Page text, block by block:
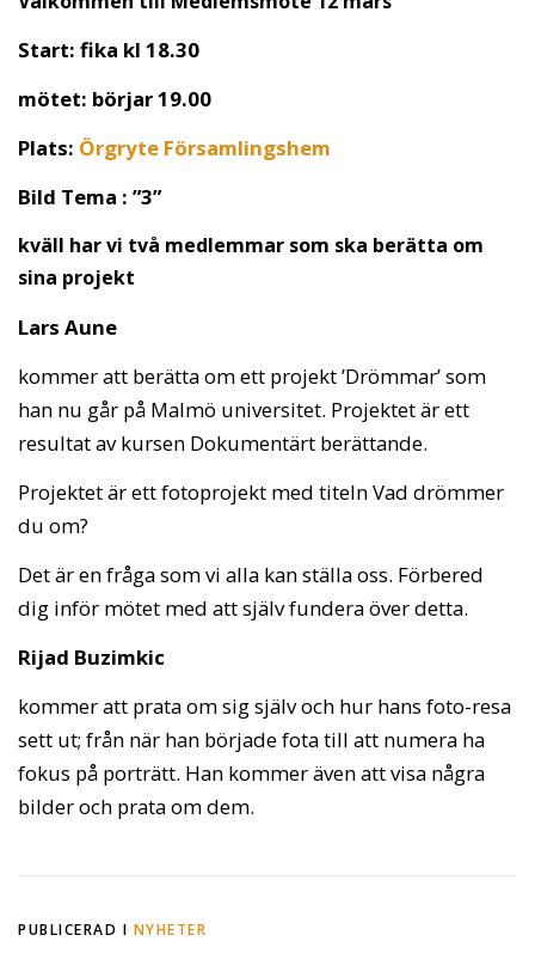
Start: fika kl 18.30
mötet: börjar 19.00
Plats: Örgryte Församlingshem
Bild Tema : ”3”
kväll har vi två medlemmar som ska berätta om
sina projekt
Lars Aune
kommer att berätta om ett projekt ’Drömmar’ som
han nu går på Malmö universitet. Projektet är ett
resultat av kursen Dokumentärt berättande.
Projektet är ett fotoprojekt med titeln Vad drömmer
du om?
Det är en fråga som vi alla kan ställa oss. Förbered
dig inför mötet med att själv fundera över detta.
Rijad Buzimkic
kommer att prata om sig själv och hur hans foto-resa
sett ut; från när han började fota till att numera ha
fokus på porträtt. Han kommer även att visa några
bilder och prata om dem.
PUBLICERAD I NYHETER